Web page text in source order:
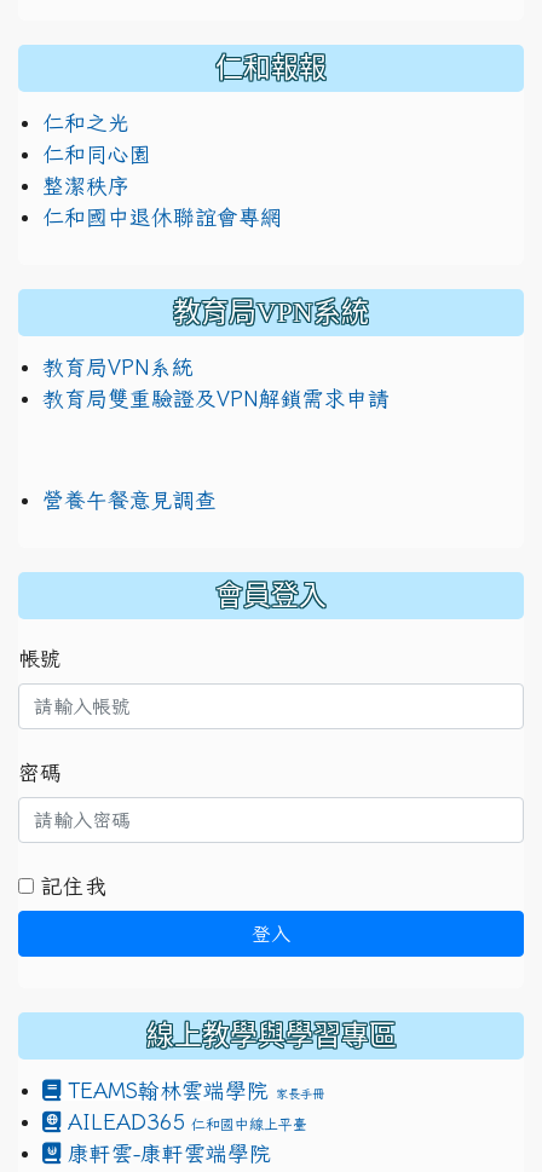
仁和報報
仁和之光
仁和同心園
整潔秩序
仁和國中退休聯誼會專網
教育局VPN系統
教育局VPN系統
教育局雙重驗證及VPN解鎖需求申請
營養午餐意見調查
會員登入
帳號
密碼
記住我
登入
線上教學與學習專區
TEAMS翰林雲端學院 家長手冊
AILEAD365 仁和國中線上平臺
康軒雲-康軒雲端學院